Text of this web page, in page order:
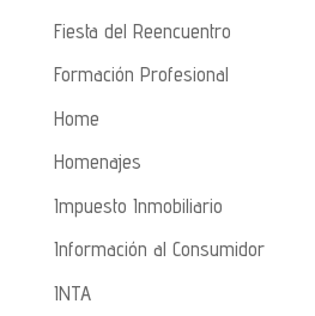
Fiesta del Reencuentro
Formación Profesional
Home
Homenajes
Impuesto Inmobiliario
Información al Consumidor
INTA